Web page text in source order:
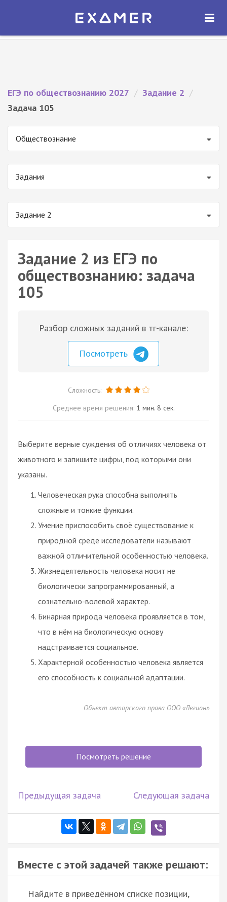
Экзамер — ЕГЭ 2027
ОТКРЫТЬ
ЕГЭ по обществознанию 2027 / Задание 2 /
Задача 105
Обществознание
Задания
Задание 2
Задание 2 из ЕГЭ по
обществознанию: задача
105
Разбор сложных заданий в тг-канале:
Посмотреть
Сложность:
Среднее время решения: 1 мин. 8 сек.
Выберите верные суждения об отличиях человека от
животного и запишите цифры, под которыми они
указаны.
Человеческая рука способна выполнять
сложные и тонкие функции.
Умение приспособить своё существование к
природной среде исследователи называют
важной отличительной особенностью человека.
Жизнедеятельность человека носит не
биологически запрограммированный, а
сознательно-волевой характер.
Бинарная природа человека проявляется в том,
что в нём на биологическую основу
надстраивается социальное.
Характерной особенностью человека является
его способность к социальной адаптации.
Объект авторского права ООО «Легион»
Посмотреть решение
Предыдущая задача Следующая задача
Вместе с этой задачей также решают:
Найдите в приведённом списке позиции,